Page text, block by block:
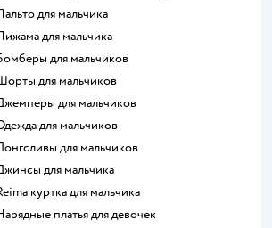
Пальто для мальчика
Пижама для мальчика
Бомберы для мальчиков
Шорты для мальчиков
Джемперы для мальчиков
Одежда для мальчиков
Лонгсливы для мальчиков
Джинсы для мальчика
Reima куртка для мальчика
Нарядные платья для девочек